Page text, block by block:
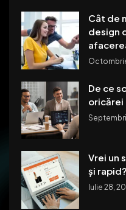
Cât de
design
De ce
oricărei
Vrei un
și
Iulie 28,